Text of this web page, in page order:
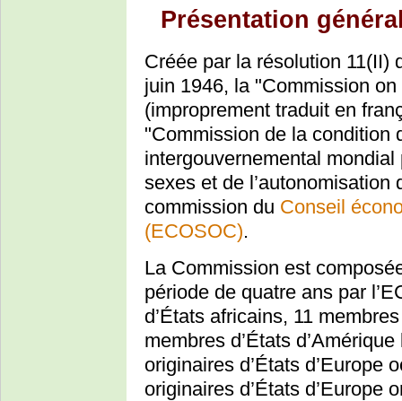
Présentation
Créée par la résolution 11(II)
juin 1946, la "Commission
(improprement traduit en
"Commission de la condition
intergouvernemental
sexes et de
commission du Conseil
(ECOSOC).
La Commission est
période de quatre ans par
d’États africains, 11
membres d’États
originaires d’États d’Europe
originaires d’États d’Europe